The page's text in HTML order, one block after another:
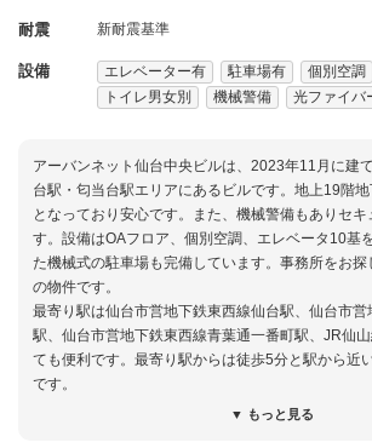
耐震 新耐震基準
設備 エレベーター有 駐車場有 個別空調
トイレ男女別
機械警備 光ファイバ
アーバンネット仙台中央ビルは、2023年11月に建
台駅・匂当台駅エリアにあるビルです。地上19階
となっており安心です。また、機械警備もありセ
す。設備はOAフロア、個別空調、エレベータ10基
た機械式の駐車場も完備しています。事務所をお探
の物件です。
最寄り駅は仙台市営地下鉄東西線仙台駅、仙台市営
駅、仙台市営地下鉄東西線青葉通一番町駅、JR仙
ても便利です。最寄り駅からは徒歩5分と駅から近
です。
▼ もっと見る